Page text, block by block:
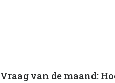
Vraag van de maand: